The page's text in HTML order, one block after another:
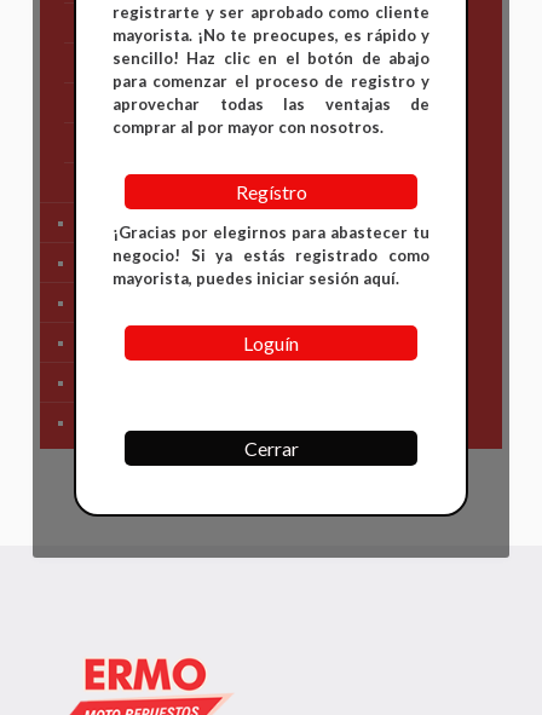
KAWASAKI
KTM
Suzuki
Yamaha
Tren Delantero
Partes de Motor
registrarte y ser aprobado como cliente
mayorista. ¡No te preocupes, es rápido y
sencillo! Haz clic en el botón de abajo
para comenzar el proceso de registro y
aprovechar todas las ventajas de
comprar al por mayor con nosotros.
Regístro
¡Gracias por elegirnos para abastecer tu
negocio! Si ya estás registrado como
mayorista, puedes iniciar sesión aquí.
Loguín
Cerrar